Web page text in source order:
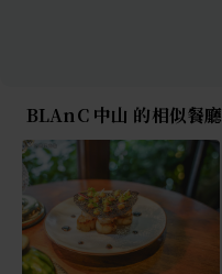
BLAnC 中山 的相似餐廳